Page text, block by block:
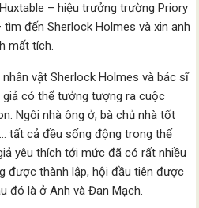
– hiệu trưởng trường Priory
đến Sherlock Holmes và xin anh
mất tích.
vật Sherlock Holmes và bác sĩ
có thể tưởng tượng ra cuộc
Ngôi nhà ông ở, bà chủ nhà tốt
tất cả đều sống động trong thế
yêu thích tới mức đã có rất nhiều
được thành lập, hội đầu tiên được
đó là ở Anh và Đan Mạch.